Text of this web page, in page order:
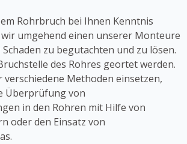
Rohrbruch bei Ihnen Kenntnis
umgehend einen unserer Monteure
zu begutachten und zu lösen.
des Rohres geortet werden.
Methoden einsetzen,
Überprüfung von
in den Rohren mit Hilfe von
oder den Einsatz von